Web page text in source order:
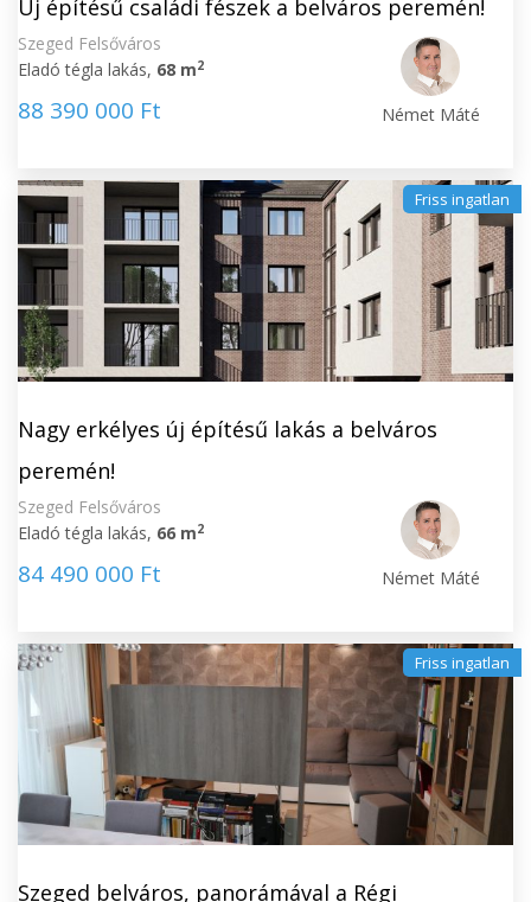
Új építésű családi fészek a belváros peremén!
Szeged Felsőváros
Eladó tégla lakás, 68 m2
88 390 000 Ft Német Máté
Friss ingatlan
Nagy erkélyes új építésű lakás a belváros
peremén!
Szeged Felsőváros
Eladó tégla lakás, 66 m2
84 490 000 Ft Német Máté
Friss ingatlan
Szeged belváros, panorámával a Régi